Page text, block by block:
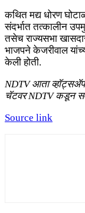
कथित मद्य धोरण
संदर्भात तत्कालीन
तसेच राज्यसभा
भाजपने केजरीवाल
केली होती.
NDTV आता
चॅटवर NDTV कडून
Source link